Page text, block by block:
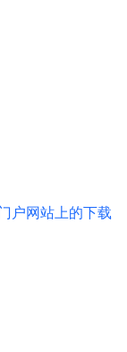
门户网站上的下载